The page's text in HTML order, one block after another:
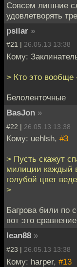
Совсем лишние
удовлетворять
psilar »
#21 | 26.05.13 13:38
Кому:
> Кто это вообще
Белоленточные
BasJon »
#22 | 26.05.13 13:38
Кому: uehlsh, #3
> Пусть скажут
милиции каждый
голубой цвет
>
Багрова били по
вот это
lean88 »
#23 | 26.05.13 13:38
Кому: harper, #13